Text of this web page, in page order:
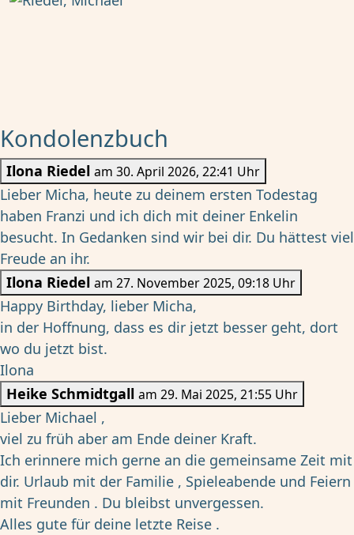
Kondolenzbuch
Ilona Riedel am 30. April 2026, 22:41 Uhr
Lieber Micha, heute zu deinem ersten Todestag
haben Franzi und ich dich mit deiner Enkelin
besucht. In Gedanken sind wir bei dir. Du hättest viel
Freude an ihr.
Ilona Riedel
am 27. November 2025, 09:18 Uhr
Happy Birthday, lieber Micha,
in der Hoffnung, dass es dir jetzt besser geht, dort
wo du jetzt bist.
Ilona
Heike Schmidtgall
am 29. Mai 2025, 21:55 Uhr
Lieber Michael ,
viel zu früh aber am Ende deiner Kraft.
Ich erinnere mich gerne an die gemeinsame Zeit mit
dir. Urlaub mit der Familie , Spieleabende und Feiern
mit Freunden . Du bleibst unvergessen.
Alles gute für deine letzte Reise .